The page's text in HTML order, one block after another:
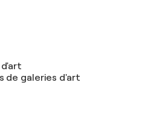
de galeries d'art